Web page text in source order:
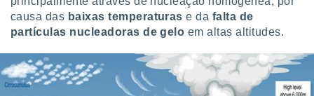
utilizar
criar
causa das baixas temperaturas e da falta de
partículas nucleadoras de gelo em altas altitudes.